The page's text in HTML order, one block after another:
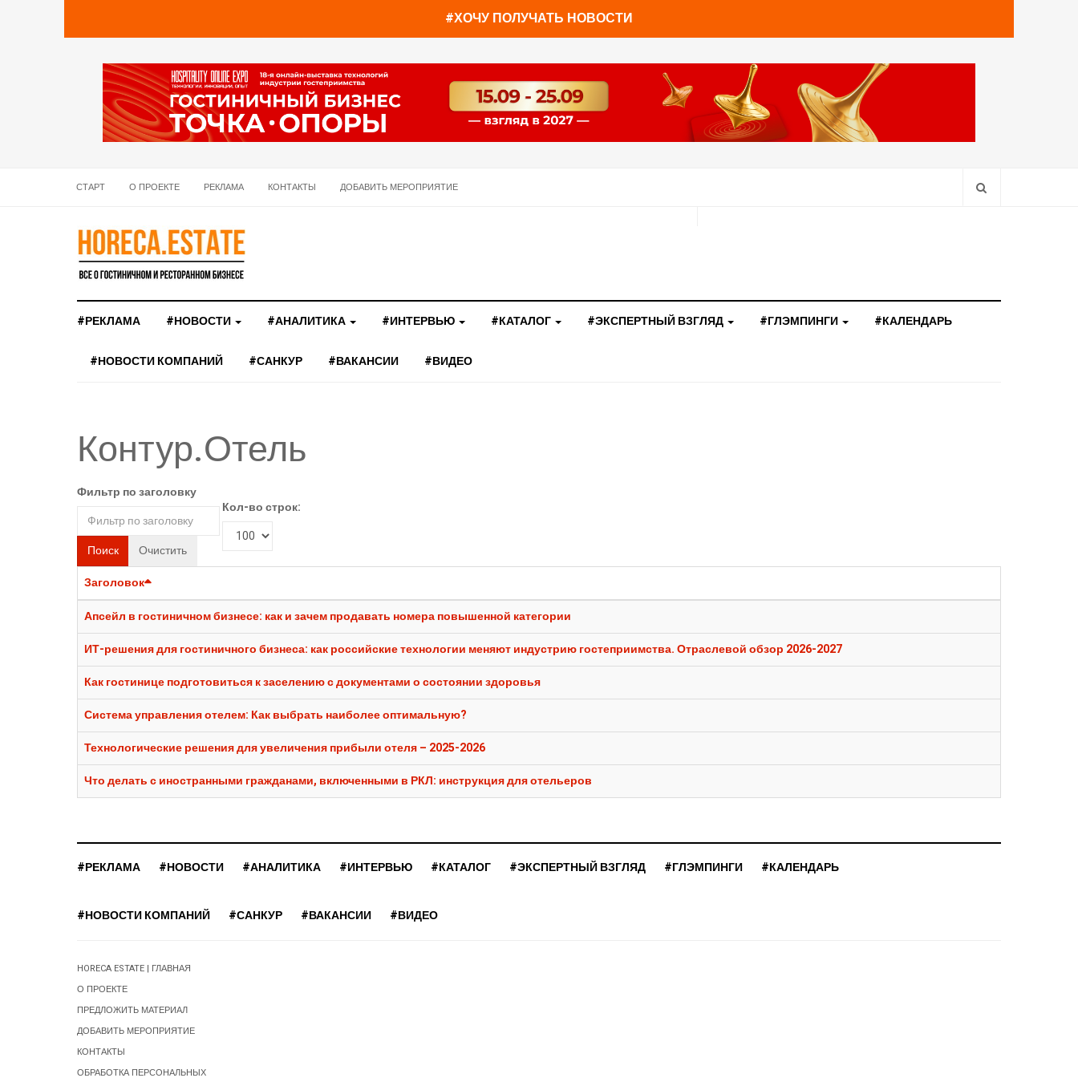
#ХОЧУ ПОЛУЧАТЬ НОВОСТИ
СТАРТ О ПРОЕКТЕ РЕКЛАМА КОНТАКТЫ ДОБАВИТЬ МЕРОПРИЯТИЕ
#РЕКЛАМА #НОВОСТИ #АНАЛИТИКА #ИНТЕРВЬЮ #КАТАЛОГ #ЭКСПЕРТНЫЙ ВЗГЛЯД #ГЛЭМПИНГИ #КАЛЕНДАРЬ
#НОВОСТИ КОМПАНИЙ #САНКУР #ВАКАНСИИ #ВИДЕО
Контур.Отель
Фильтр по заголовку
Поиск Очистить
Кол-во строк:
Заголовок
Апсейл в гостиничном бизнесе: как и зачем продавать номера повышенной категории
ИТ-решения для гостиничного бизнеса: как российские технологии меняют индустрию гостеприимства. Отраслевой обзор 2026-2027
Как гостинице подготовиться к заселению с документами о состоянии здоровья
Система управления отелем: Как выбрать наиболее оптимальную?
Технологические решения для увеличения прибыли отеля – 2025-2026
Что делать с иностранными гражданами, включенными в РКЛ: инструкция для отельеров
#РЕКЛАМА #НОВОСТИ #АНАЛИТИКА #ИНТЕРВЬЮ #КАТАЛОГ #ЭКСПЕРТНЫЙ ВЗГЛЯД #ГЛЭМПИНГИ #КАЛЕНДАРЬ
#НОВОСТИ КОМПАНИЙ #САНКУР #ВАКАНСИИ #ВИДЕО
HORECA ESTATE | ГЛАВНАЯ
О ПРОЕКТЕ
ПРЕДЛОЖИТЬ МАТЕРИАЛ
ДОБАВИТЬ МЕРОПРИЯТИЕ
КОНТАКТЫ
ОБРАБОТКА ПЕРСОНАЛЬНЫХ